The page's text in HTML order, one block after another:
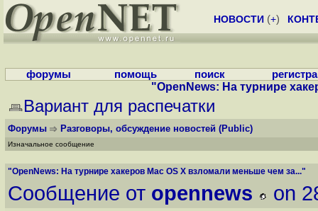
НОВОСТИ (+)
форумы помощь поиск
"OpenNews: На турнире
Вариант для распечатки
Форумы Разговоры, обсуждение новостей (Public)
Изначальное сообщение
"OpenNews: На турнире хакеров Mac OS X взломали меньше чем за..."
Сообщение от opennews on